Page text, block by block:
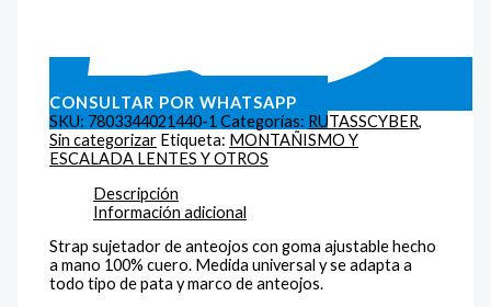
CONSULTAR POR WHATSAPP
SKU: 7803344021440-1 Categorías: RUTASSCYBER,
Sin categorizar Etiqueta: MONTAÑISMO Y
ESCALADA LENTES Y OTROS
Descripción
Información adicional
Strap sujetador de anteojos con goma ajustable hecho
a mano 100% cuero. Medida universal y se adapta a
todo tipo de pata y marco de anteojos.